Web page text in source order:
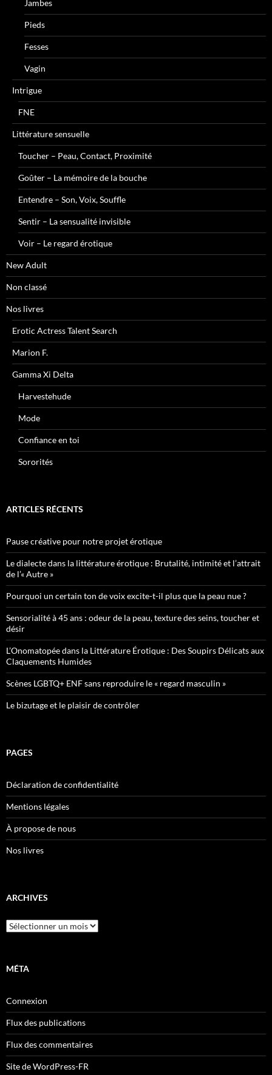
Jambes
Pieds
Fesses
Vagin
Intrigue
FNE
Littérature sensuelle
Toucher – Peau, Contact, Proximité
Goûter – La mémoire de la bouche
Entendre – Son, Voix, Souffle
Sentir – La sensualité invisible
Voir – Le regard érotique
New Adult
Non classé
Nos livres
Erotic Actress Talent Search
Marion F.
Gamma Xi Delta
Harvestehude
Mode
Confiance en toi
Sororités
ARTICLES RÉCENTS
Pause créative pour notre projet érotique
Le dialecte dans la littérature érotique : Brutalité, intimité et l’attrait
de l’« Autre »
Pourquoi un certain ton de voix excite-t-il plus que la peau nue ?
Sensorialité à 45 ans : odeur de la peau, texture des seins, toucher et
désir
L’Onomatopée dans la Littérature Érotique : Des Soupirs Délicats aux
Claquements Humides
Scènes LGBTQ+ ENF sans reproduire le « regard masculin »
Le bizutage et le plaisir de contrôler
PAGES
Déclaration de confidentialité
Mentions légales
À propose de nous
Nos livres
ARCHIVES
Archives
MÉTA
Connexion
Flux des publications
Flux des commentaires
Site de WordPress-FR